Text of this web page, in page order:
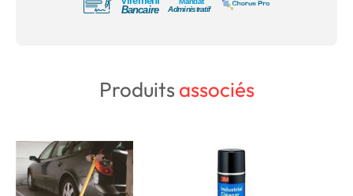
Produitsassociés